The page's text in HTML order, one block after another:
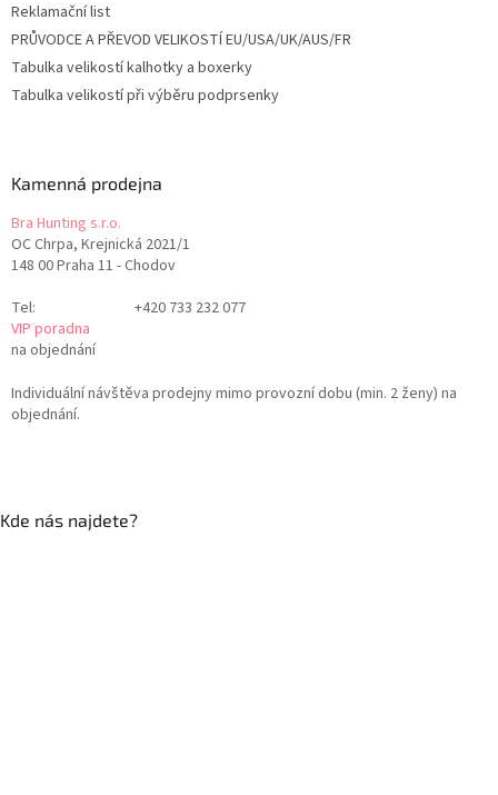
Reklamační list
PRŮVODCE A PŘEVOD VELIKOSTÍ EU/USA/UK/AUS/FR
Tabulka velikostí kalhotky a boxerky
Tabulka velikostí při výběru podprsenky
Kamenná prodejna
Bra Hunting s.r.o.
OC Chrpa, Krejnická 2021/1
148 00 Praha 11 - Chodov
Tel:
+420 733 232 077
VIP poradna
na objednání
Individuální návštěva prodejny mimo provozní dobu (min. 2 ženy) na
objednání.
Kde nás najdete?